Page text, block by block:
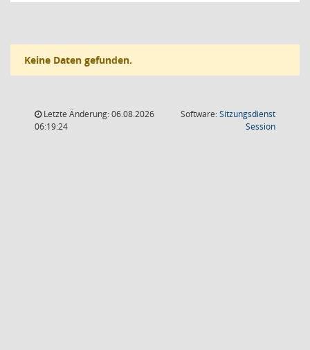
Keine Daten gefunden.
Letzte Änderung: 06.08.2026
06:19:24
Software:Sitzungsdienst
Session(Wird in